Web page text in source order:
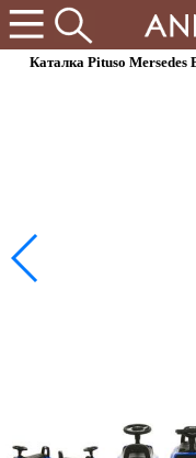
Каталка Pituso Mersedes